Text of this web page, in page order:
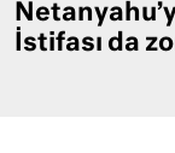
İstifası da